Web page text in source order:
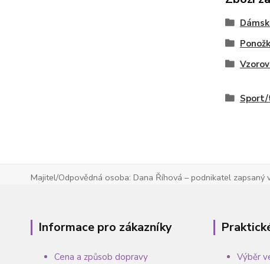
Majitel/Odpovědná osoba: Dana Říhová – podnikatel
Informace pro zákazníky
Cena a způsob dopravy Výběr